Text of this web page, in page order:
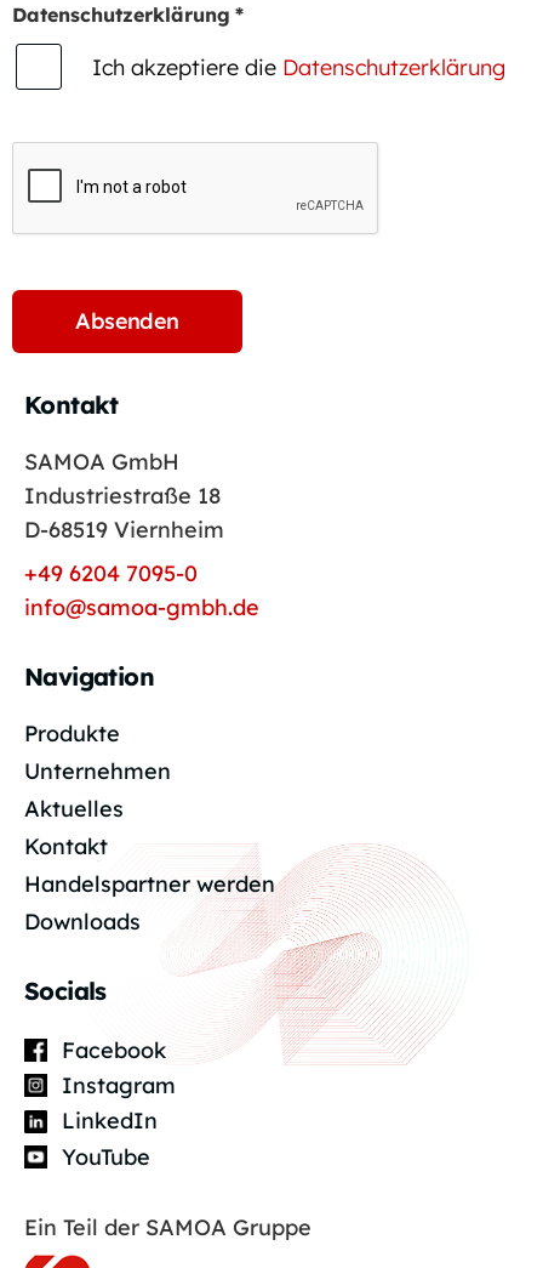
Datenschutzerklärung *
Ich akzeptiere die Datenschutzerklärung
Kontakt
SAMOA GmbH
Industriestraße 18
D-68519 Viernheim
+49 6204 7095-0
info@samoa-gmbh.de
Navigation
Produkte
Unternehmen
Aktuelles
Kontakt
Handelspartner werden
Downloads
Socials
Facebook
Instagram
LinkedIn
YouTube
Ein Teil der SAMOA Gruppe